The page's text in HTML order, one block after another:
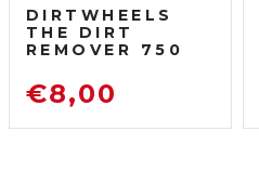
DIRTWHEELS
THE DIRT
REMOVER 750
SGRASSATORE
DETERGENTE
€8,00